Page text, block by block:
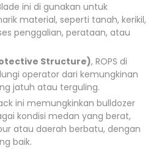
ini di gunakan untuk
material, seperti tanah, kerikil,
penggalian, perataan, atau
Structure), ROPS di
operator dari kemungkinan
jatuh atau terguling.
ini memungkinkan bulldozer
kondisi medan yang berat,
atau daerah berbatu, dengan
baik.